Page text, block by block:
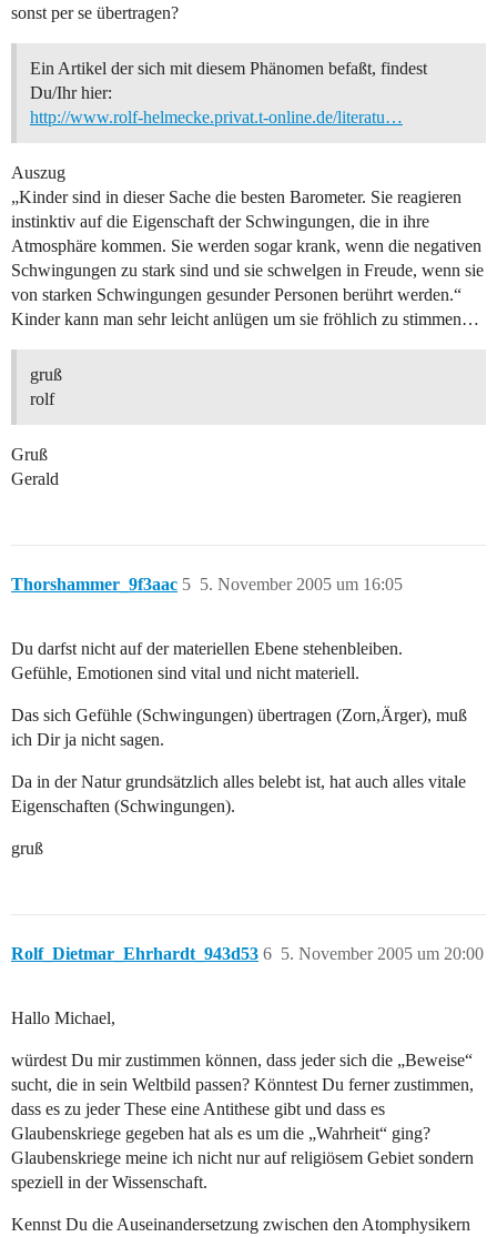
sonst per se übertragen?
Ein Artikel der sich mit diesem Phänomen befaßt, findest
Du/Ihr hier:
http://www.rolf-helmecke.privat.t-online.de/literatu…
Auszug
„Kinder sind in dieser Sache die besten Barometer. Sie reagieren
instinktiv auf die Eigenschaft der Schwingungen, die in ihre
Atmosphäre kommen. Sie werden sogar krank, wenn die negativen
Schwingungen zu stark sind und sie schwelgen in Freude, wenn sie
von starken Schwingungen gesunder Personen berührt werden.“
Kinder kann man sehr leicht anlügen um sie fröhlich zu stimmen…
gruß
rolf
Gruß
Gerald
Thorshammer_9f3aac 5. November 2005 um 16:05
5
Du darfst nicht auf der materiellen Ebene stehenbleiben.
Gefühle, Emotionen sind vital und nicht materiell.
Das sich Gefühle (Schwingungen) übertragen (Zorn,Ärger), muß
ich Dir ja nicht sagen.
Da in der Natur grundsätzlich alles belebt ist, hat auch alles vitale
Eigenschaften (Schwingungen).
gruß
Rolf_Dietmar_Ehrhardt_943d53 5. November 2005 um 20:00
6
Hallo Michael,
würdest Du mir zustimmen können, dass jeder sich die „Beweise“
sucht, die in sein Weltbild passen? Könntest Du ferner zustimmen,
dass es zu jeder These eine Antithese gibt und dass es
Glaubenskriege gegeben hat als es um die „Wahrheit“ ging?
Glaubenskriege meine ich nicht nur auf religiösem Gebiet sondern
speziell in der Wissenschaft.
Kennst Du die Auseinandersetzung zwischen den Atomphysikern